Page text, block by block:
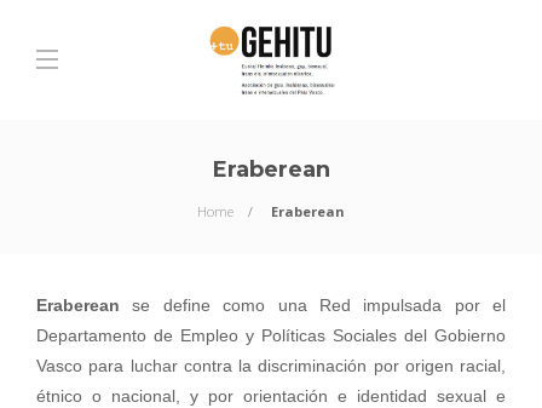
Eraberean
Home Eraberean
Eraberean se define como una Red impulsada por el
Departamento de Empleo y Políticas Sociales del Gobierno
Vasco para luchar contra la discriminación por origen racial,
étnico o nacional, y por orientación e identidad sexual e